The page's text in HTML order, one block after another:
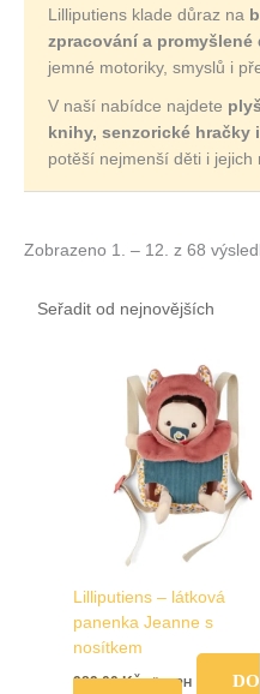
Lilliputiens klade důraz na
zpracování a promyšlené
jemné motoriky, smyslů i
V naší nabídce najdete
knihy, senzorické
potěší nejmenší děti i jejich
Zobrazeno 1. – 12. z 68
Lilliputiens – látková
panenka Jeanne s
nosítkem
989,00Kč vč. DPH
DO